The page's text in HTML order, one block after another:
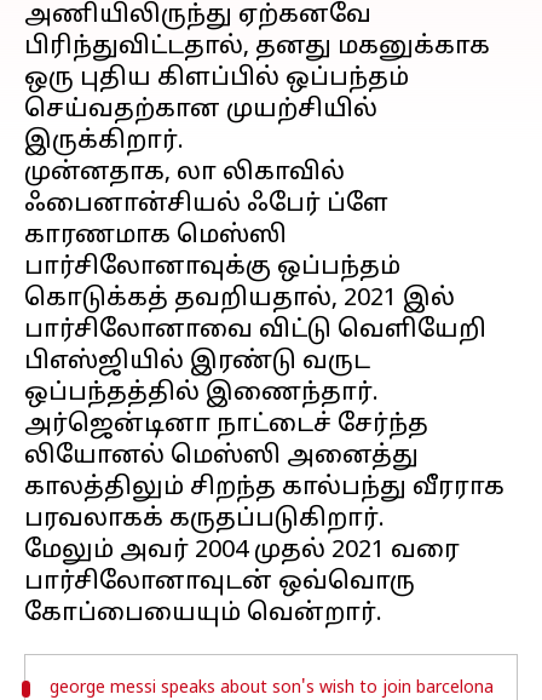
அணியிலிருந்து ஏற்கனவே
பிரிந்துவிட்டதால், தனது மகனுக்காக
ஒரு புதிய கிளப்பில் ஒப்பந்தம்
செய்வதற்கான முயற்சியில்
இருக்கிறார்.
முன்னதாக, லா லிகாவில்
ஃபைனான்சியல் ஃபேர் ப்ளே
காரணமாக மெஸ்ஸி
பார்சிலோனாவுக்கு ஒப்பந்தம்
கொடுக்கத் தவறியதால், 2021 இல்
பார்சிலோனாவை விட்டு வெளியேறி
பிஎஸ்ஜியில் இரண்டு வருட
ஒப்பந்தத்தில் இணைந்தார்.
அர்ஜென்டினா நாட்டைச் சேர்ந்த
லியோனல் மெஸ்ஸி அனைத்து
காலத்திலும் சிறந்த கால்பந்து வீரராக
பரவலாகக் கருதப்படுகிறார்.
மேலும் அவர் 2004 முதல் 2021 வரை
பார்சிலோனாவுடன் ஒவ்வொரு
george messi speaks about son's wish to join barcelona